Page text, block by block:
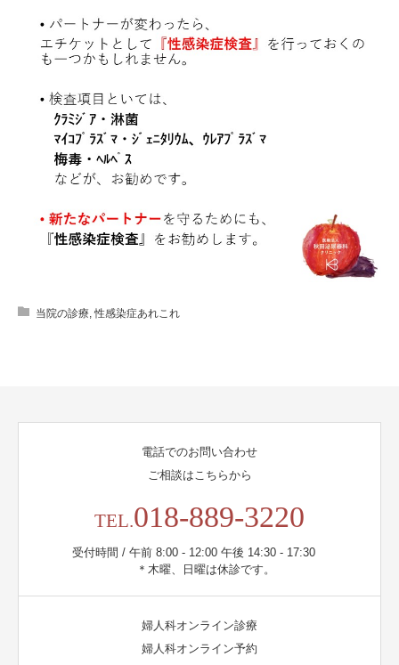
当院の診療,性感染症あれこれ
電話でのお問い合わせ
ご相談はこちらから
TEL.018-889-3220
受付時間 / 午前 8:00 - 12:00 午後 14:30 - 17:30
＊木曜、日曜は休診です。
婦人科オンライン診療
婦人科オンライン予約